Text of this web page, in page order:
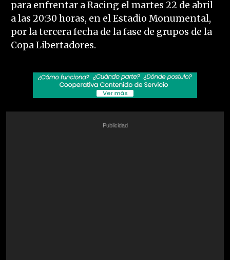
para enfrentar a Racing el martes 22 de abril
a las 20:30 horas, en el Estadio Monumental,
por la tercera fecha de la fase de grupos de la
Copa Libertadores.